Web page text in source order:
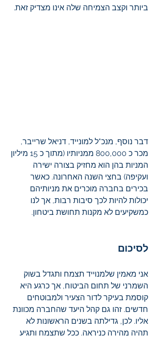
ביותר וקצב הצמיחה שלה אינו מצדיק זאת.
דבר נוסף, מנכ"ל למונייד, דניאל שרייבר,
מכר כ 800,000 ממניותיו (מתוך כ 15 מיליון
המניות בהן הוא מחזיק בצורה ישירה
ועקיפה) בחצי השנה האחרונה. כאשר
בכירים בחברה מוכרים את מניותיהם
יכולות להיות לכך סיבות רבות, אך לנו
כמשקיעים לא מקנות תחושת ביטחון.
לסיכום
אני מאמין שלמנוייד תצמח ותגדל בשוק
השמרני של תחום הביטוח, אך כרגע היא
קוסמת בעיקר לדור הצעיר ולמבוטחים
חדשים. זהו גם קהל היעד שהחברה מכוונת
אליו. לכן, גדילתה בשנים הראשונות לא
תהיה מהירה כניראה. ככל שתצמח ותגיע